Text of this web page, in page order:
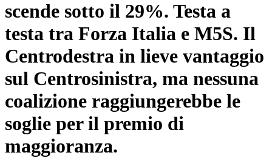
scende sotto il 29%. Testa a
testa tra Forza Italia e M5S. Il
Centrodestra in lieve vantaggio
sul Centrosinistra, ma nessuna
coalizione raggiungerebbe le
soglie per il premio di
maggioranza.